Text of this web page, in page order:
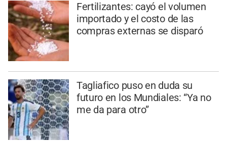
Fertilizantes: cayó el volumen
importado y el costo de las
compras externas se disparó
Tagliafico puso en duda su
futuro en los Mundiales: “Ya no
me da para otro”